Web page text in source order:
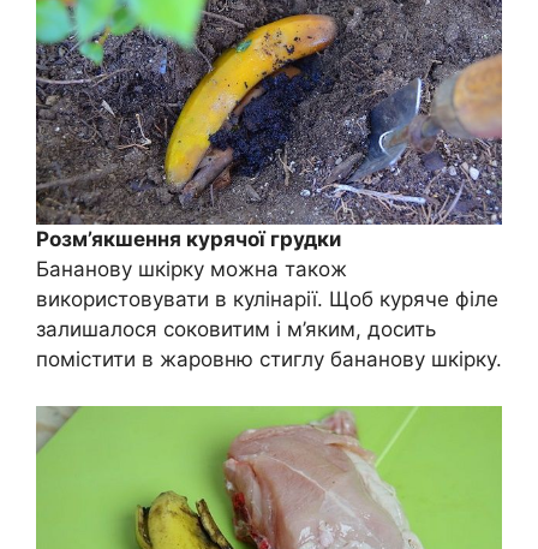
Розм’якшення курячої грудки
Бананову шкірку можна також
використовувати в кулінарії. Щоб куряче філе
залишалося соковитим і м’яким, досить
помістити в жаровню стиглу бананову шкірку.